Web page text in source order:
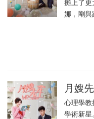
攤上了
娜，剛
月嫂
心理學
學術新